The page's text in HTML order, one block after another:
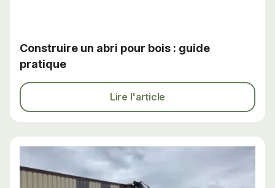
Construire un abri pour bois : guide
pratique
Lire l'article